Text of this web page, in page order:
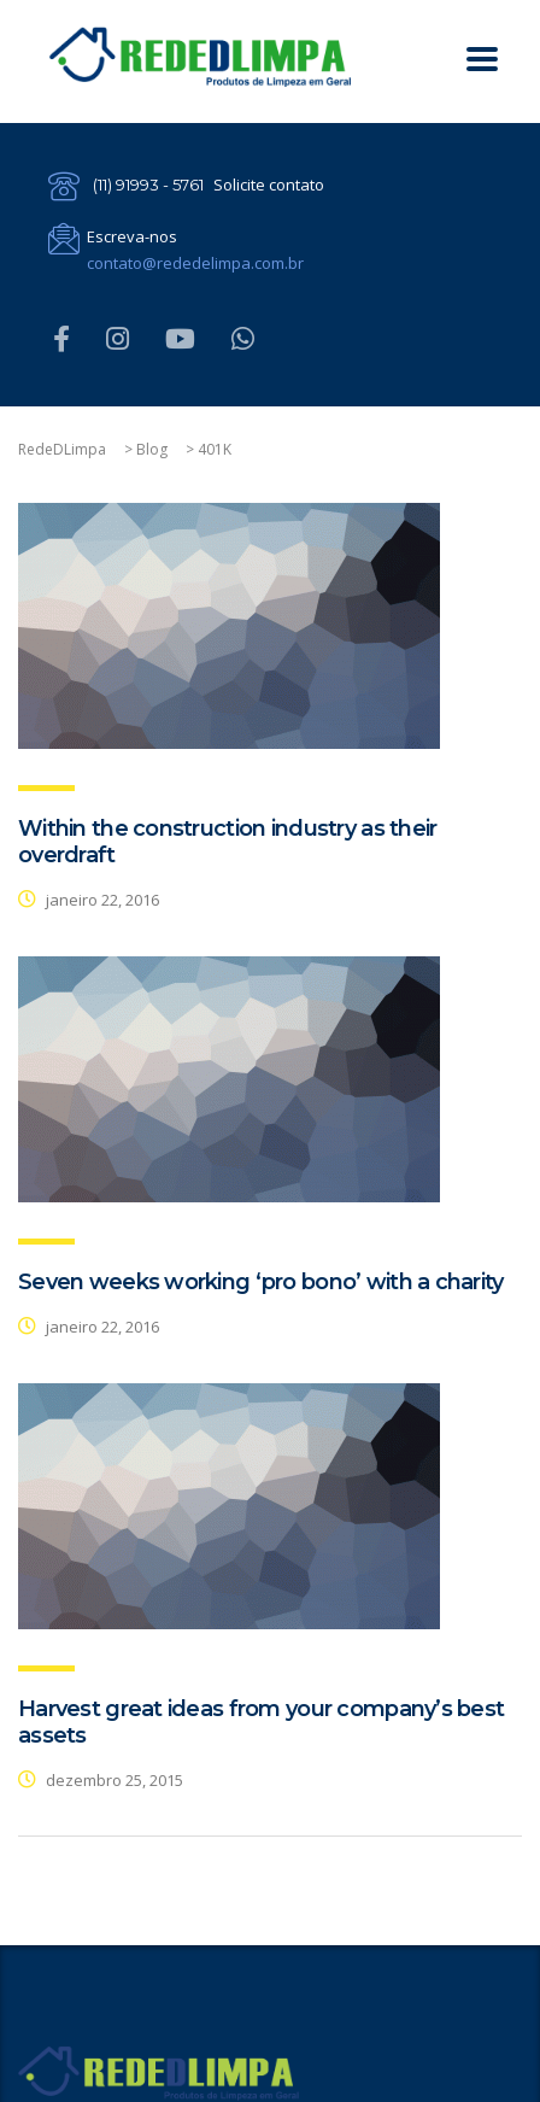
(11) 91993 - 5761 Solicite contato
Escreva-nos
contato@rededelimpa.com.br
RedeDLimpa > Blog > 401K
Within the construction industry as their
overdraft
janeiro 22, 2016
Seven weeks working ‘pro bono’ with a charity
janeiro 22, 2016
Harvest great ideas from your company’s best
assets
dezembro 25, 2015